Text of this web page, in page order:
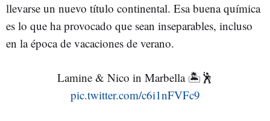
llevarse un nuevo título continental. Esa buena química
es lo que ha provocado que sean inseparables, incluso
en la época de vacaciones de verano.
Lamine & Nico in Marbella 🏝️🕺
pic.twitter.com/c6i1nFVFc9